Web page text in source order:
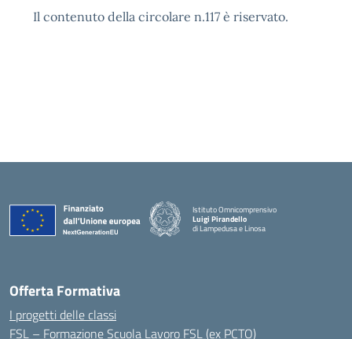
Il contenuto della circolare n.117 è riservato.
Istituto Omnicomprensivo
Luigi Pirandello
di Lampedusa e Linosa
Offerta Formativa
I progetti delle classi
FSL – Formazione Scuola Lavoro FSL (ex PCTO)